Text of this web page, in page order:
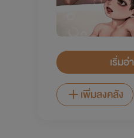
เริ่ม
เพิ่มลงคลัง